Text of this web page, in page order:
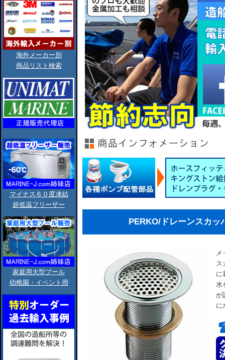
海外メーカー別
商品リスト検索
マイナス６０度凍結
超低温フリーザー
家庭用大型プール
幼稚園・イベント用
PERKO/ドレーンスカッ
メ
ス
に
水
が
に